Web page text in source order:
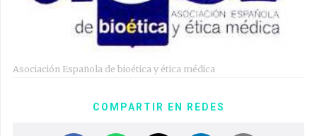
Asociación Española de bioética y ética médica
COMPARTIR EN REDES